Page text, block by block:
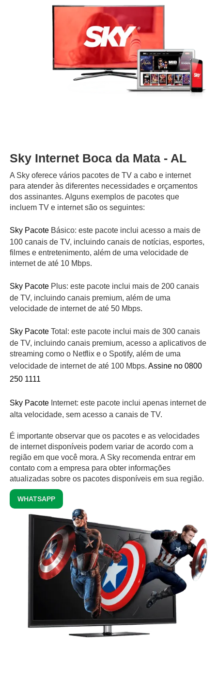
Sky Internet Boca da Mata - AL
A Sky oferece vários pacotes de TV a cabo e internet
para atender às diferentes necessidades e orçamentos
dos assinantes. Alguns exemplos de pacotes que
incluem TV e internet são os seguintes:
Sky Pacote Básico: este pacote inclui acesso a mais de
100 canais de TV, incluindo canais de notícias, esportes,
filmes e entretenimento, além de uma velocidade de
internet de até 10 Mbps.
Sky Pacote Plus: este pacote inclui mais de 200 canais
de TV, incluindo canais premium, além de uma
velocidade de internet de até 50 Mbps.
Sky Pacote Total: este pacote inclui mais de 300 canais
de TV, incluindo canais premium, acesso a aplicativos de
streaming como o Netflix e o Spotify, além de uma
velocidade de internet de até 100 Mbps. Assine no 0800
250 1111
Sky Pacote Internet: este pacote inclui apenas internet de
alta velocidade, sem acesso a canais de TV.
É importante observar que os pacotes e as velocidades
de internet disponíveis podem variar de acordo com a
região em que você mora. A Sky recomenda entrar em
contato com a empresa para obter informações
atualizadas sobre os pacotes disponíveis em sua região.
WHATSAPP